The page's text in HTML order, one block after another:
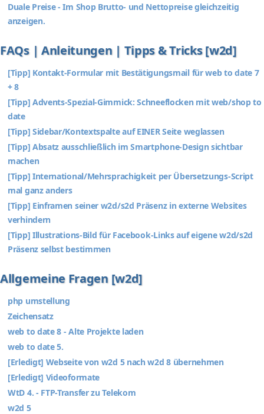
Duale Preise - Im Shop Brutto- und Nettopreise gleichzeitig
anzeigen.
FAQs | Anleitungen | Tipps & Tricks [w2d]
[Tipp] Kontakt-Formular mit Bestätigungsmail für web to date 7
+ 8
[Tipp] Advents-Spezial-Gimmick: Schneeflocken mit web/shop to
date
[Tipp] Sidebar/Kontextspalte auf EINER Seite weglassen
[Tipp] Absatz ausschließlich im Smartphone-Design sichtbar
machen
[Tipp] International/Mehrsprachigkeit per Übersetzungs-Script
mal ganz anders
[Tipp] Einframen seiner w2d/s2d Präsenz in externe Websites
verhindern
[Tipp] Illustrations-Bild für Facebook-Links auf eigene w2d/s2d
Präsenz selbst bestimmen
Allgemeine Fragen [w2d]
php umstellung
Zeichensatz
web to date 8 - Alte Projekte laden
web to date 5.
[Erledigt] Webseite von w2d 5 nach w2d 8 übernehmen
[Erledigt] Videoformate
WtD 4. - FTP-Transfer zu Telekom
w2d 5